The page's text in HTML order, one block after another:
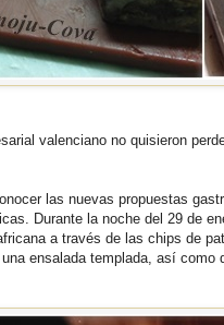
valenciano no quisieron
las nuevas propuestas
Durante la noche del 29 de
a través de las chips de
ensalada templada, así